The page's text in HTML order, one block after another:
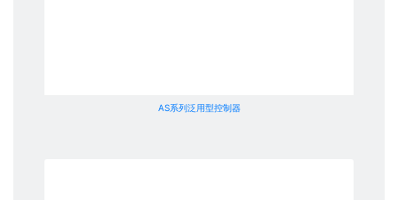
AS系列泛用型控制器